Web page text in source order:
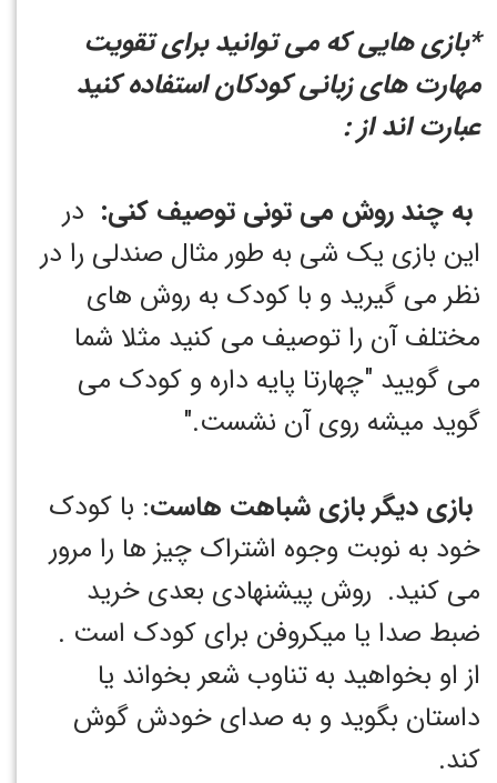
*بازی هایی که می توانید برای تقویت
مهارت های زبانی کودکان استفاده کنید
عبارت اند از :
به چند روش می تونی توصیف کنی: در
این بازی یک شی به طور مثال صندلی را در
نظر می گیرید و با کودک به روش های
مختلف آن را توصیف می کنید مثلا شما
می گویید "چهارتا پایه داره و کودک می
گوید میشه روی آن نشست."
بازی دیگر بازی شباهت هاست: با کودک
خود به نوبت وجوه اشتراک چیز ها را مرور
می کنید. روش پیشنهادی بعدی خرید
ضبط صدا یا میکروفن برای کودک است .
از او بخواهید به تناوب شعر بخواند یا
داستان بگوید و به صدای خودش گوش
کند.